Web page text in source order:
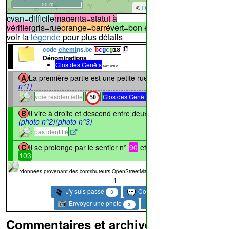
©OpenStreetMap
50 m
cyan=difficilemagenta=statut à
vérifiergris=rueorange=barrévert=bon état
voir lalégendepour plus détails
code chemins.be bcgcg18
Dénominations
Clos des Genêts Nom actuel
A La première partie est une petite rue
n°1)
: voie résidentielle 50 Clos des Genêts
B Il vire à droite et descend entre deux propriétés
(photo n°2)(photo n°3)
: pas identifié
C Il se prolonge par le sentier n° 90 et aussi le sentier n°
103
:données provenant des contributeurs OpenStreetMap
1
J'y suis passé 3
Commentaire
Envoyer une photo
3
Commentaires et archives